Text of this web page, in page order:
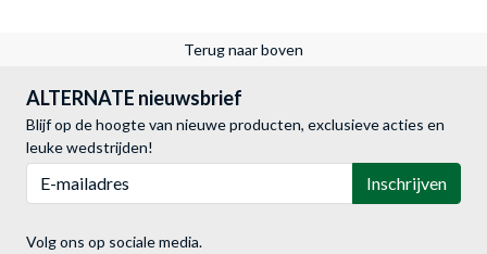
Terug naar boven
ALTERNATE nieuwsbrief
Blijf op de hoogte van nieuwe producten, exclusieve acties en
leuke wedstrijden!
Inschrijven
Volg ons op sociale media.